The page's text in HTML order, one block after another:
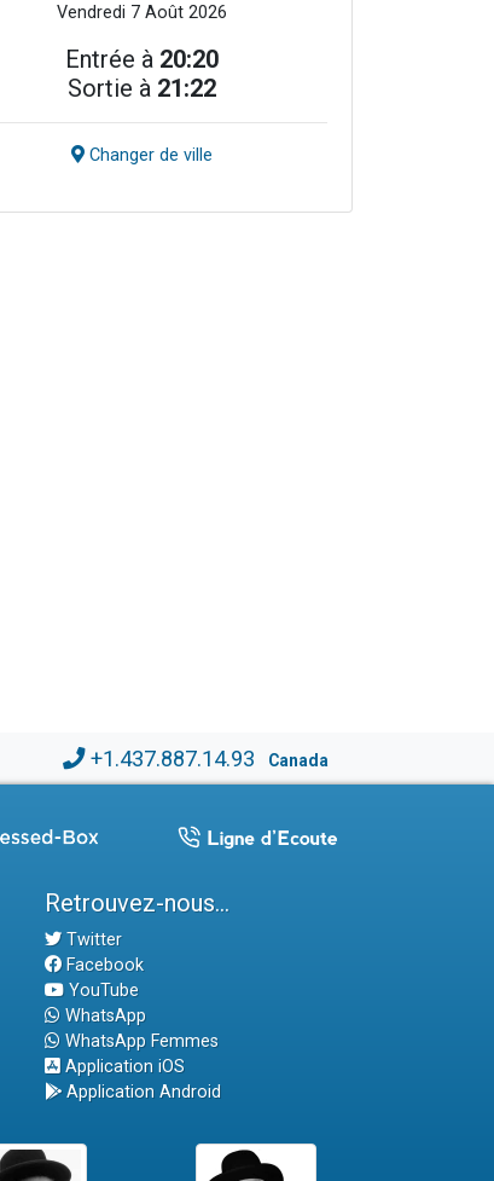
Vendredi 7 Août 2026
Entrée à 20:20
Sortie à 21:22
Changer de ville
+1.437.887.14.93 Canada
Retrouvez-nous...
Twitter
Facebook
YouTube
WhatsApp
WhatsApp Femmes
Application iOS
Application Android